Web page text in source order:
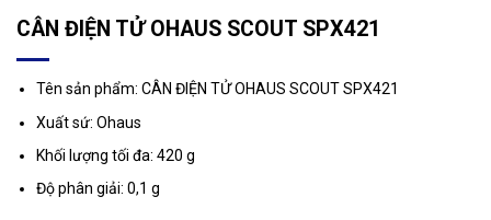
CÂN ĐIỆN TỬ OHAUS SCOUT SPX421
Tên sản phẩm: CÂN ĐIỆN TỬ OHAUS SCOUT SPX421
Xuất sứ: Ohaus
Khối lượng tối đa: 420 g
Độ phân giải: 0,1 g